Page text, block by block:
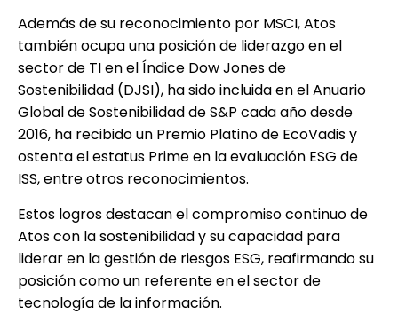
Además de su reconocimiento por MSCI, Atos
también ocupa una posición de liderazgo en el
sector de TI en el Índice Dow Jones de
Sostenibilidad (DJSI), ha sido incluida en el Anuario
Global de Sostenibilidad de S&P cada año desde
2016, ha recibido un Premio Platino de EcoVadis y
ostenta el estatus Prime en la evaluación ESG de
ISS, entre otros reconocimientos.
Estos logros destacan el compromiso continuo de
Atos con la sostenibilidad y su capacidad para
liderar en la gestión de riesgos ESG, reafirmando su
posición como un referente en el sector de
tecnología de la información.